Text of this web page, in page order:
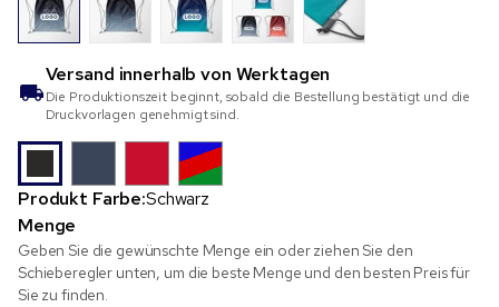
Versand innerhalb von Werktagen
Die Produktionszeit beginnt, sobald die Bestellung bestätigt und die
Druckvorlagen genehmigt sind.
Produkt Farbe:Schwarz
Menge
Geben Sie die gewünschte Menge ein oder ziehen Sie den
Schieberegler unten, um die beste Menge und den besten Preis für
Sie zu finden.